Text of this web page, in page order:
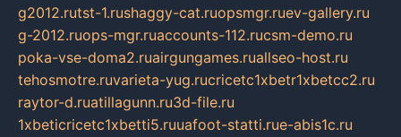
g2012.rutst-1.rushaggy-cat.ruopsmgr.ruev-gallery.ru
g-2012.ruops-mgr.ruaccounts-112.rucsm-demo.ru
poka-vse-doma2.ruairgungames.ruallseo-host.ru
tehosmotre.ruvarieta-yug.rucricetc1xbetr1xbetcc2.ru
raytor-d.ruatillagunn.ru3d-file.ru
1xbeticricetc1xbetti5.ruuafoot-statti.rue-abis1c.ru